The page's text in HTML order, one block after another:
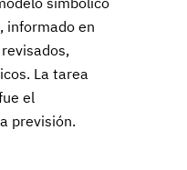
informado en
La tarea
el
previsión.